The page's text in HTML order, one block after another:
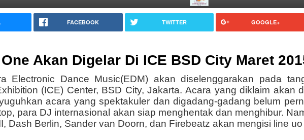
FACEBOOK TWITTER GOOGLE+
Akan Digelar Di ICE BSD City Maret
Electronic Dance Music(EDM) akan diselenggarakan pada
(ICE) Center, BSD City, Jakarta. Acara yang diklaim akan
acara yang spektakuler dan digadang-gadang belum
para DJ internasional akan siap menghentak dan menghibur.
Dash Berlin, Sander van Doorn, dan Firebeatz akan mengisi line